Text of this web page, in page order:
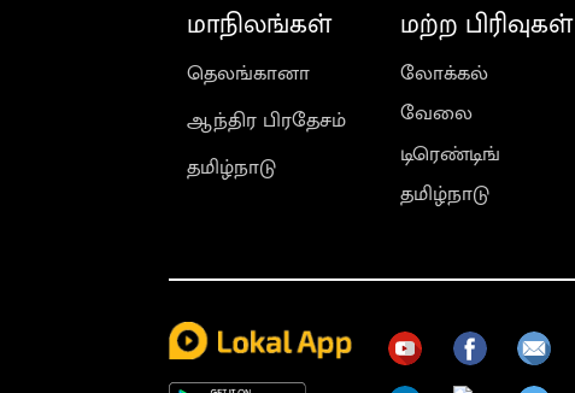
மாநிலங்கள்
தெலங்கானா
ஆந்திர பிரதேசம்
தமிழ்நாடு
மற்ற பிரிவுகள்
லோக்கல்
வேலை
டிரெண்டிங்
தமிழ்நாடு